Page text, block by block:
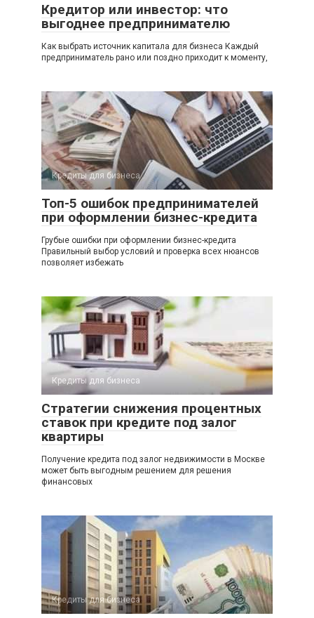
Кредитор или инвестор: что
выгоднее предпринимателю
Как выбрать источник капитала для бизнеса Каждый
предприниматель рано или поздно приходит к моменту,
Кредиты для бизнеса
Топ-5 ошибок предпринимателей
при оформлении бизнес-кредита
Грубые ошибки при оформлении бизнес-кредита
Правильный выбор условий и проверка всех нюансов
позволяет избежать
Кредиты для бизнеса
Стратегии снижения процентных
ставок при кредите под залог
квартиры
Получение кредита под залог недвижимости в Москве
может быть выгодным решением для решения
финансовых
Кредиты для бизнеса